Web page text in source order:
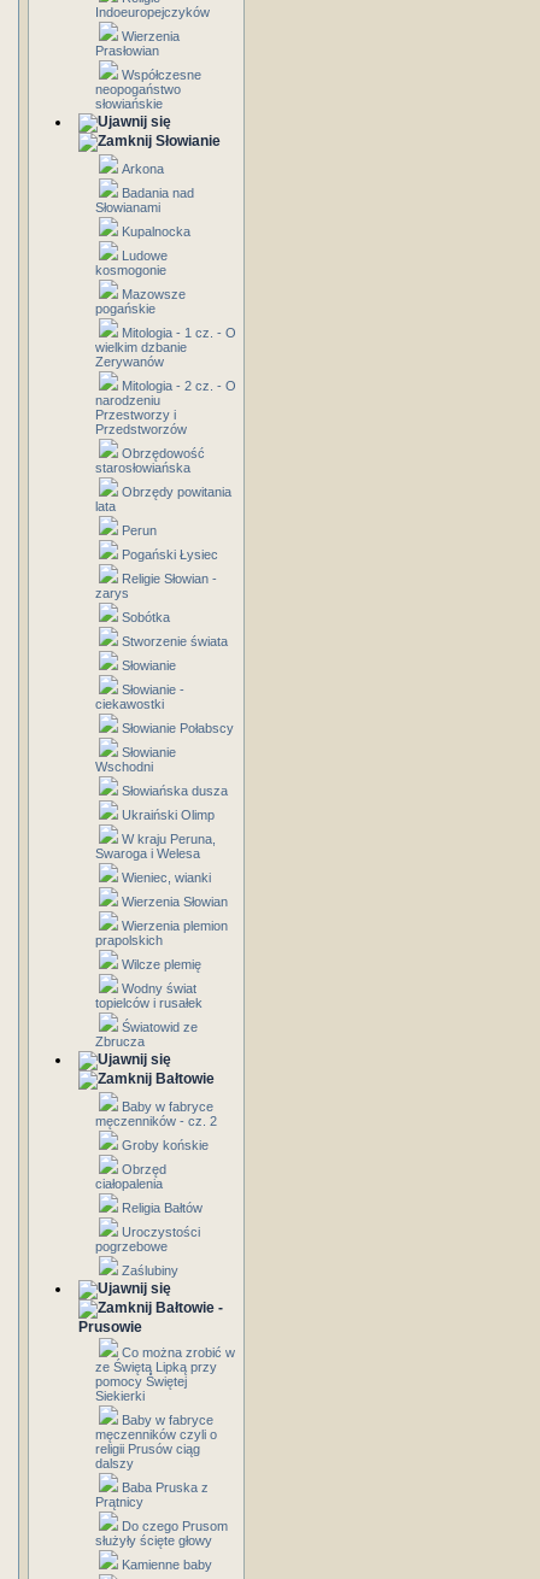
Indoeuropejczyków
Wierzenia
Prasłowian
Współczesne
neopogaństwo
słowiańskie
Słowianie
Arkona
Badania nad
Słowianami
Kupalnocka
Ludowe
kosmogonie
Mazowsze
pogańskie
Mitologia - 1 cz. - O
wielkim dzbanie
Zerywanów
Mitologia - 2 cz. - O
narodzeniu
Przestworzy i
Przedstworzów
Obrzędowość
starosłowiańska
Obrzędy powitania
lata
Perun
Pogański Łysiec
Religie Słowian -
zarys
Sobótka
Stworzenie świata
Słowianie
Słowianie -
ciekawostki
Słowianie Połabscy
Słowianie
Wschodni
Słowiańska dusza
Ukraiński Olimp
W kraju Peruna,
Swaroga i Welesa
Wieniec, wianki
Wierzenia Słowian
Wierzenia plemion
prapolskich
Wilcze plemię
Wodny świat
topielców i rusałek
Światowid ze
Zbrucza
Bałtowie
Baby w fabryce
męczenników - cz. 2
Groby końskie
Obrzęd
ciałopalenia
Religia Bałtów
Uroczystości
pogrzebowe
Zaślubiny
Bałtowie -
Prusowie
Co można zrobić w
ze Świętą Lipką przy
pomocy Świętej
Siekierki
Baby w fabryce
męczenników czyli o
religii Prusów ciąg
dalszy
Baba Pruska z
Prątnicy
Do czego Prusom
służyły ścięte głowy
Kamienne baby